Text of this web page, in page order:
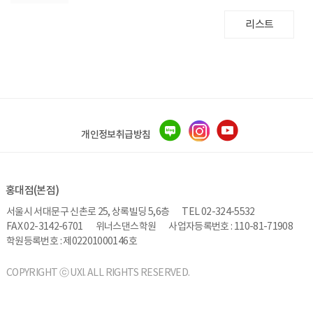
리스트
개인정보취급방침
홍대점(본점)
서울시 서대문구 신촌로 25, 상록빌딩 5,6층
TEL 02-324-5532
FAX 02-3142-6701
위너스댄스학원
사업자등록번호 : 110-81-71908
학원등록번호 : 제02201000146호
COPYRIGHT ⓒ UXI. ALL RIGHTS RESERVED.